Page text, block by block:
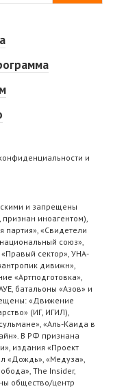
и
и запрещены
иноагентом),
партия», «Свидетели
союз»,
сектор», УНА-
дивижн»,
«Артподготовка»,
батальоны «Азов» и
«Движение
(ИГ, ИГИЛ),
«Аль-Каида в
В РФ признана
издания «Проект
«Дождь», «Медуза»,
The Insider,
общество/центр